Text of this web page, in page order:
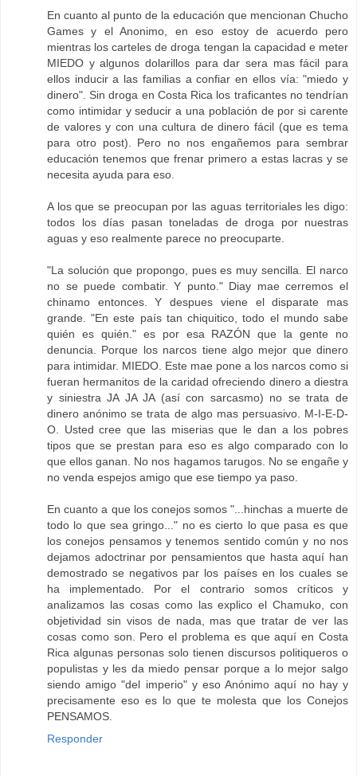
En cuanto al punto de la educación que mencionan Chucho
Games y el Anonimo, en eso estoy de acuerdo pero
mientras los carteles de droga tengan la capacidad e meter
MIEDO y algunos dolarillos para dar sera mas fácil para
ellos inducir a las familias a confiar en ellos vía: "miedo y
dinero". Sin droga en Costa Rica los traficantes no tendrían
como intimidar y seducir a una población de por si carente
de valores y con una cultura de dinero fácil (que es tema
para otro post). Pero no nos engañemos para sembrar
educación tenemos que frenar primero a estas lacras y se
necesita ayuda para eso.
A los que se preocupan por las aguas territoriales les digo:
todos los días pasan toneladas de droga por nuestras
aguas y eso realmente parece no preocuparte.
"La solución que propongo, pues es muy sencilla. El narco
no se puede combatir. Y punto." Diay mae cerremos el
chinamo entonces. Y despues viene el disparate mas
grande. "En este país tan chiquitico, todo el mundo sabe
quién es quién." es por esa RAZÓN que la gente no
denuncia. Porque los narcos tiene algo mejor que dinero
para intimidar. MIEDO. Este mae pone a los narcos como si
fueran hermanitos de la caridad ofreciendo dinero a diestra
y siniestra JA JA JA (así con sarcasmo) no se trata de
dinero anónimo se trata de algo mas persuasivo. M-I-E-D-
O. Usted cree que las miserias que le dan a los pobres
tipos que se prestan para eso es algo comparado con lo
que ellos ganan. No nos hagamos tarugos. No se engañe y
no venda espejos amigo que ese tiempo ya paso.
En cuanto a que los conejos somos "...hinchas a muerte de
todo lo que sea gringo..." no es cierto lo que pasa es que
los conejos pensamos y tenemos sentido común y no nos
dejamos adoctrinar por pensamientos que hasta aquí han
demostrado se negativos par los países en los cuales se
ha implementado. Por el contrario somos críticos y
analizamos las cosas como las explico el Chamuko, con
objetividad sin visos de nada, mas que tratar de ver las
cosas como son. Pero el problema es que aquí en Costa
Rica algunas personas solo tienen discursos politiqueros o
populistas y les da miedo pensar porque a lo mejor salgo
siendo amigo "del imperio" y eso Anónimo aquí no hay y
precisamente eso es lo que te molesta que los Conejos
PENSAMOS.
Responder